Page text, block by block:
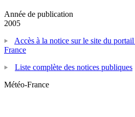
Année de publication
2005
Accès à la notice sur le site du
France
Liste complète des notices publiques
Météo-France